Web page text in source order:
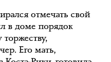
отмечать свой
в доме порядок
Его мать,